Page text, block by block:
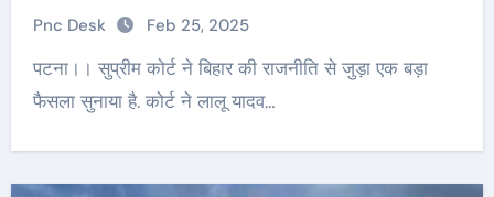
Pnc Desk Feb 25, 2025
पटना।। सुप्रीम कोर्ट ने बिहार की राजनीति से जुड़ा एक बड़ा
फैसला सुनाया है. कोर्ट ने लालू यादव…